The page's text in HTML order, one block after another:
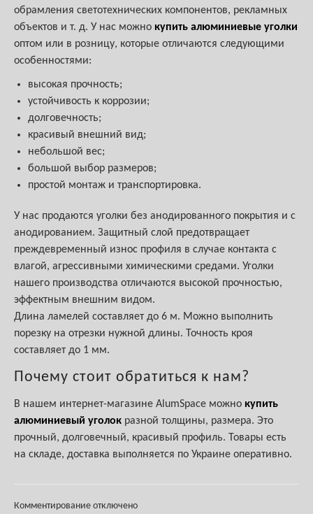
обрамления светотехнических компонентов, рекламных
объектов и т. д. У нас можно купить алюминиевые уголки
оптом или в розницу, которые отличаются следующими
особенностями:
высокая прочность;
устойчивость к коррозии;
долговечность;
красивый внешний вид;
небольшой вес;
большой выбор размеров;
простой монтаж и транспортировка.
У нас продаются уголки без анодированного покрытия и с
анодированием. Защитный слой предотвращает
преждевременный износ профиля в случае контакта с
влагой, агрессивными химическими средами. Уголки
нашего производства отличаются высокой прочностью,
эффектным внешним видом.
Длина ламелей составляет до 6 м. Можно выполнить
порезку на отрезки нужной длины. Точность кроя
составляет до 1 мм.
Почему стоит обратиться к нам?
В нашем интернет-магазине AlumSpace можно купить
алюминиевый уголок разной толщины, размера. Это
прочный, долговечный, красивый профиль. Товары есть
на складе, доставка выполняется по Украине оперативно.
Комментирование отключено